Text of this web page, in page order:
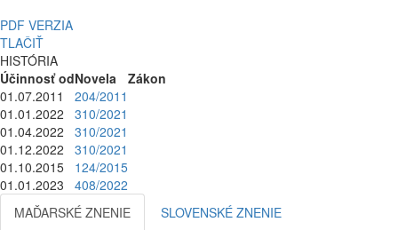
PDF VERZIA
TLAČIŤ
HISTÓRIA
Účinnosť odNovela
Zákon
01.07.2011
204/2011
01.01.2022
310/2021
01.04.2022
310/2021
01.12.2022
310/2021
01.10.2015
124/2015
01.01.2023
408/2022
MAĎARSKÉ ZNENIE
SLOVENSKÉ ZNENIE